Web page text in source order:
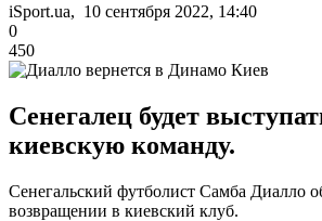
iSport.ua, 10 сентября 2022, 14:40
0
450
Сенегалец будет
киевскую команду.
Сенегальский футболист Самба Диалло
возвращении в киевский клуб.